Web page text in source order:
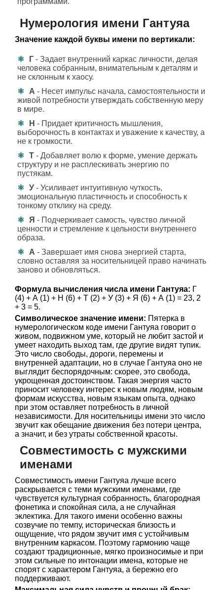
Нумерология имени Гантуяа
Значение каждой буквы имени по вертикали:
Г - Задает внутренний каркас личности, делая
человека собранным, внимательным к деталям и
не склонным к хаосу.
А - Несет импульс начала, самостоятельности и
живой потребности утверждать собственную меру
в мире.
Н - Придает критичность мышления,
выборочность в контактах и уважение к качеству, а
не к громкости.
Т - Добавляет волю к форме, умение держать
структуру и не расплескивать энергию по
пустякам.
У - Усиливает интуитивную чуткость,
эмоциональную пластичность и способность к
тонкому отклику на среду.
Я - Подчеркивает самость, чувство личной
ценности и стремление к цельности внутреннего
образа.
А - Завершает имя снова энергией старта,
словно оставляя за носительницей право начинать
заново и обновляться.
Формула вычисления числа имени Гантуяа: Г
(4) + А (1) + Н (6) + Т (2) + У (3) + Я (6) + А (1) = 23, 2
+ 3 = 5.
Символическое значение имени: Пятерка в
нумерологическом коде имени Гантуяа говорит о
живом, подвижном уме, который не любит застой и
умеет находить выход там, где другие видят тупик.
Это число свободы, дороги, перемены и
внутренней адаптации, но в случае Гантуяа оно не
выглядит беспорядочным: скорее, это свобода,
укрощенная достоинством. Такая энергия часто
приносит человеку интерес к новым людям, новым
формам искусства, новым языкам опыта, однако
при этом оставляет потребность в личной
независимости. Для носительницы имени это число
звучит как обещание движения без потери центра,
а значит, и без утраты собственной красоты.
Совместимость с мужскими
именами
Совместимость имени Гантуяа лучше всего
раскрывается с теми мужскими именами, где
чувствуется культурная собранность, благородная
фонетика и спокойная сила, а не случайная
эклектика. Для такого имени особенно важны
созвучие по темпу, историческая близость и
ощущение, что рядом звучит имя с устойчивым
внутренним каркасом. Поэтому гармонию чаще
создают традиционные, мягко произносимые и при
этом сильные по интонации имена, которые не
спорят с характером Гантуяа, а бережно его
поддерживают.